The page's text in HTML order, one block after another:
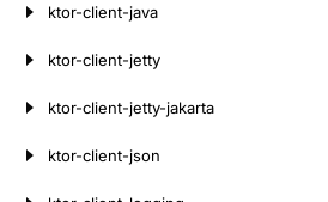
ktor-client-java
ktor-client-jetty
ktor-client-jetty-jakarta
ktor-client-json